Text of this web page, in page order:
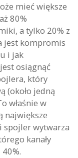
mieć większe
80%
a tylko 20% z
jest kompromis
i jak
osiągnąć
który
(około jedną
właśnie w
największe
spojler wytwarza
kanały